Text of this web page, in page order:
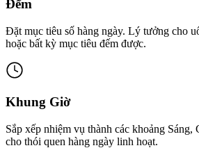
Đếm
Đặt mục tiêu số hàng ngày. Lý tưởng cho
hoặc bất kỳ mục tiêu đếm được.
Khung Giờ
Sắp xếp nhiệm vụ thành các khoảng
cho thói quen hàng ngày linh hoạt.